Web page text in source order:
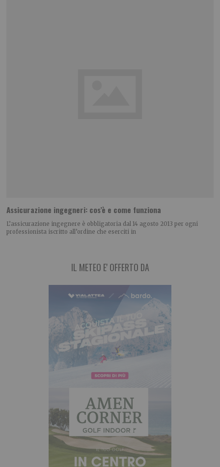
Assicurazione ingegneri: cos’è e come funziona
L’assicurazione ingegnere è obbligatoria dal 14 agosto 2013 per ogni
professionista iscritto all’ordine che eserciti in
IL METEO E' OFFERTO DA